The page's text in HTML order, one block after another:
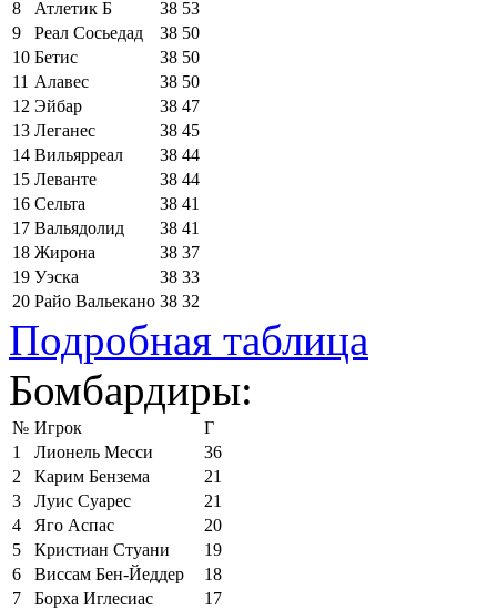
8
Атлетик Б 38 53
9
Реал Сосьедад 38 50
10 Бетис 38 50
11 Алавес 38 50
12 Эйбар 38 47
13 Леганес 38 45
14 Вильярреал 38 44
15 Леванте 38 44
16 Сельта 38 41
17 Вальядолид 38 41
18 Жирона 38 37
19 Уэска 38 33
20 Райо Вальекано 38 32
Подробная таблица
Бомбардиры:
№ Игрок
Г
1
Лионель Месси
36
2
Карим Бензема
21
3
Луис Суарес
21
4
Яго Аспас
20
5
Кристиан Стуани
19
6
Виссам Бен-Йеддер
18
7
Борха Иглесиас
17